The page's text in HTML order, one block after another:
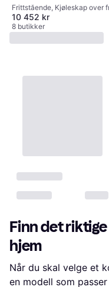
Frittstående, Kjøleskap over
192L/87L, Bredde: 60cm
10 452 kr
8 butikker
Finn det
hjem
Når du skal velge et
en modell som